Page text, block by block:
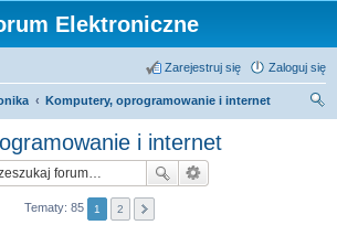
Elektroniczne
Zaloguj się
Zarejestruj się
Komputery, oprogramowanie i internet
i internet
Tematy: 85 1 2